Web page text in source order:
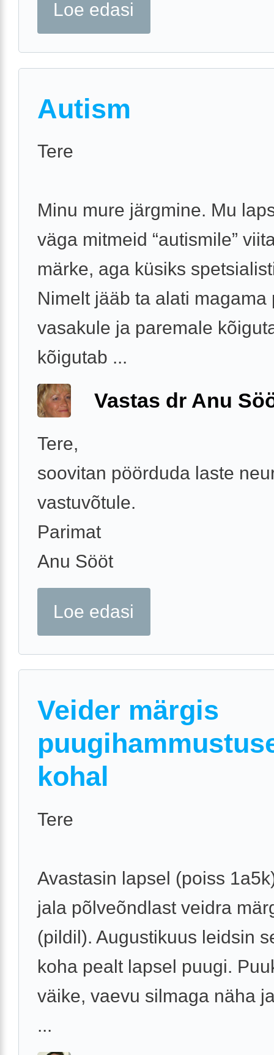
Loe edasi
Autism
Tere
Minu mure järgmine. Mu
väga mitmeid “autismile”
märke, aga küsiks
Nimelt jääb ta alati magama
vasakule ja paremale
kõigutab ...
Vastas dr Anu
Tere,
soovitan pöörduda laste
vastuvõtule.
Parimat
Anu Sööt
Loe edasi
Veider märgis
kohal
Tere
Avastasin lapsel (poiss
jala põlveõndlast veidra
(pildil). Augustikuus leidsin
koha pealt lapsel puugi.
väike, vaevu silmaga näha
...